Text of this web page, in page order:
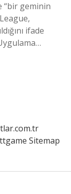
“bir geminin
ifade
Sitemap